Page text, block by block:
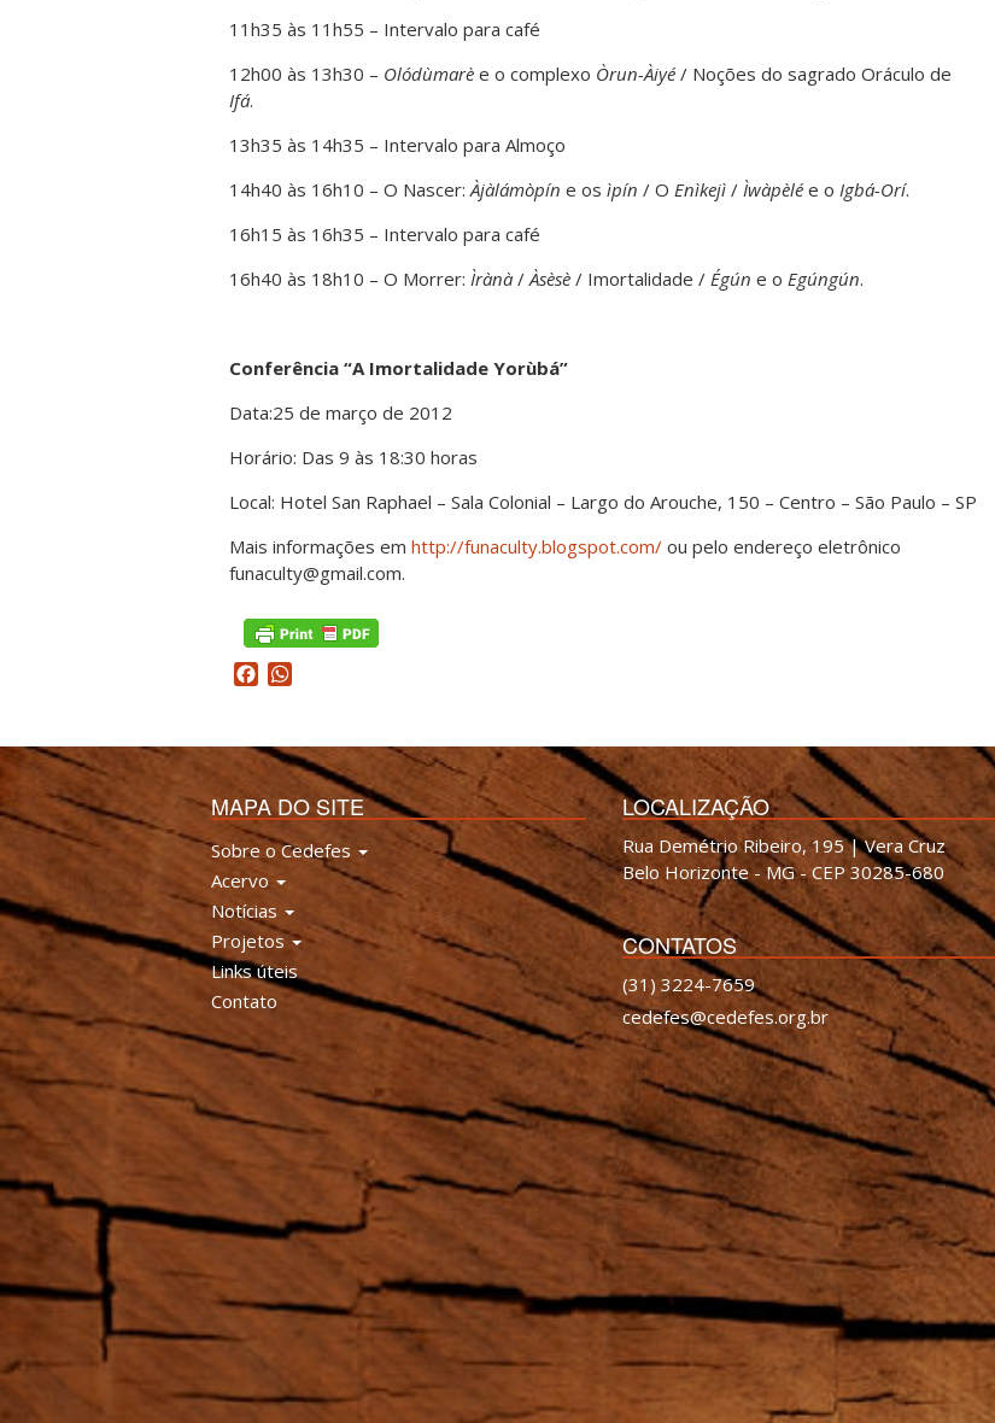
11h35 às 11h55 – Intervalo para café
12h00 às 13h30 – Olódùmarè e o complexo Òrun-Àiyé / Noções do sagrado Oráculo de
Ifá.
13h35 às 14h35 – Intervalo para Almoço
14h40 às 16h10 – O Nascer:Àjàlámòpín e os ìpín / O Enìkejì / Ìwàpèlé e o Igbá-Orí.
16h15 às 16h35 – Intervalo para café
16h40 às 18h10 – O Morrer: Ìrànà /Àsèsè / Imortalidade / Égún e o Egúngún.
Conferência “A Imortalidade Yorùbá”
Data:25 de março de 2012
Horário: Das 9 às 18:30 horas
Local: Hotel San Raphael – Sala Colonial – Largo do Arouche, 150 – Centro – São Paulo – SP
Mais informações em http://funaculty.blogspot.com/ ou pelo endereço eletrônico
funaculty@gmail.com.
Facebook
MAPA DO SITE
Sobre o Cedefes
Acervo
Notícias
Projetos
Links úteis
Contato
LOCALIZAÇÃO
Rua Demétrio Ribeiro, 195 | Vera Cruz
Belo Horizonte - MG - CEP 30285-680
CONTATOS
(31) 3224-7659
cedefes@cedefes.org.br